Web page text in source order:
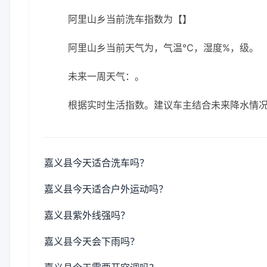
阿里山乡当前洗车指数为【】
阿里山乡当前天气为，气温℃，湿度%，级。
未来一周天气：。
根据实时生活指数。建议车主结合未来降水情
嘉义县今天适合洗车吗？
嘉义县今天适合户外运动吗？
嘉义县紫外线强吗？
嘉义县今天会下雨吗？